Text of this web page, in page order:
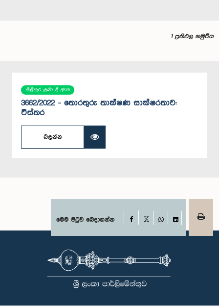
1 ප්‍රතිඵල හමුවිය
පිළිතුර ලබා දී ඇත
3662/2022 - තොරතුරු තාක්ෂණ සාක්ෂරතාව:
විස්තර
බලන්න
මෙම පිටුව බෙදාගන්න Facebook
WhatsAppLinkedIn